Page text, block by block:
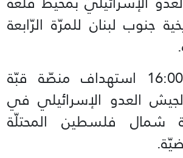
جنوب لبنان للمرّة الرّابعة
29- السّاعة 16:00 استهداف منصّة قبّة
لجيش العدو الإسرائيلي في
شمال فلسطين المحتلّة